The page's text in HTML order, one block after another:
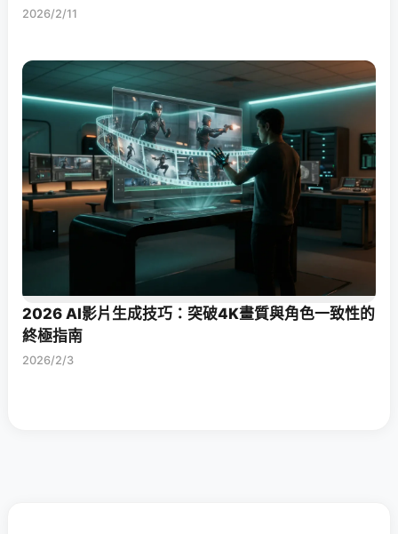
2026/2/11
2026 AI影片生成技巧：突破4K畫質與角色一致性的
終極指南
2026/2/3